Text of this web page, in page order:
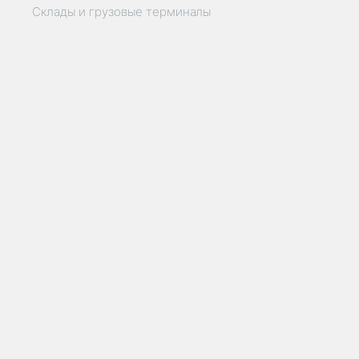
Склады и грузовые терминалы